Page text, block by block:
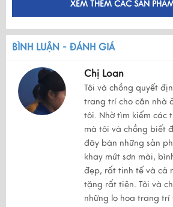
XEM THÊM CÁC SẢN
BÌNH LUẬN - ĐÁNH GIÁ
Chị Loan
Tôi và chồng quyết
trang trí cho căn nhà
tôi. Nhờ tìm kiếm các
mà tôi và chồng biết
đây bán những sản
khay mứt sơn mài,
đẹp, rất tinh tế và cả
tặng rất tiện. Tôi và
những lọ hoa trang